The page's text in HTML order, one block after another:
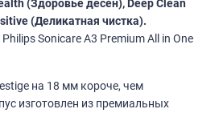
(Здоровье десен), Deep Clean
(Деликатная чистка).
Sonicare A3 Premium All in One
на 18 мм короче, чем
изготовлен из премиальных